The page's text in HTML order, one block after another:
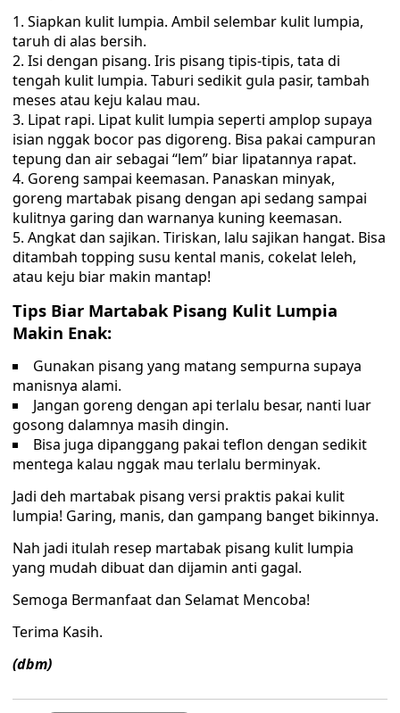
Siapkan kulit lumpia. Ambil selembar kulit lumpia,
taruh di alas bersih.
Isi dengan pisang. Iris pisang tipis-tipis, tata di
tengah kulit lumpia. Taburi sedikit gula pasir, tambah
meses atau keju kalau mau.
Lipat rapi. Lipat kulit lumpia seperti amplop supaya
isian nggak bocor pas digoreng. Bisa pakai campuran
tepung dan air sebagai “lem” biar lipatannya rapat.
Goreng sampai keemasan. Panaskan minyak,
goreng martabak pisang dengan api sedang sampai
kulitnya garing dan warnanya kuning keemasan.
Angkat dan sajikan. Tiriskan, lalu sajikan hangat. Bisa
ditambah topping susu kental manis, cokelat leleh,
atau keju biar makin mantap!
Tips Biar Martabak Pisang Kulit Lumpia
Makin Enak:
Gunakan pisang yang matang sempurna supaya
manisnya alami.
Jangan goreng dengan api terlalu besar, nanti luar
gosong dalamnya masih dingin.
Bisa juga dipanggang pakai teflon dengan sedikit
mentega kalau nggak mau terlalu berminyak.
Jadi deh martabak pisang versi praktis pakai kulit
lumpia! Garing, manis, dan gampang banget bikinnya.
Nah jadi itulah resep martabak pisang kulit lumpia
yang mudah dibuat dan dijamin anti gagal.
Semoga Bermanfaat dan Selamat Mencoba!
Terima Kasih.
(dbm)